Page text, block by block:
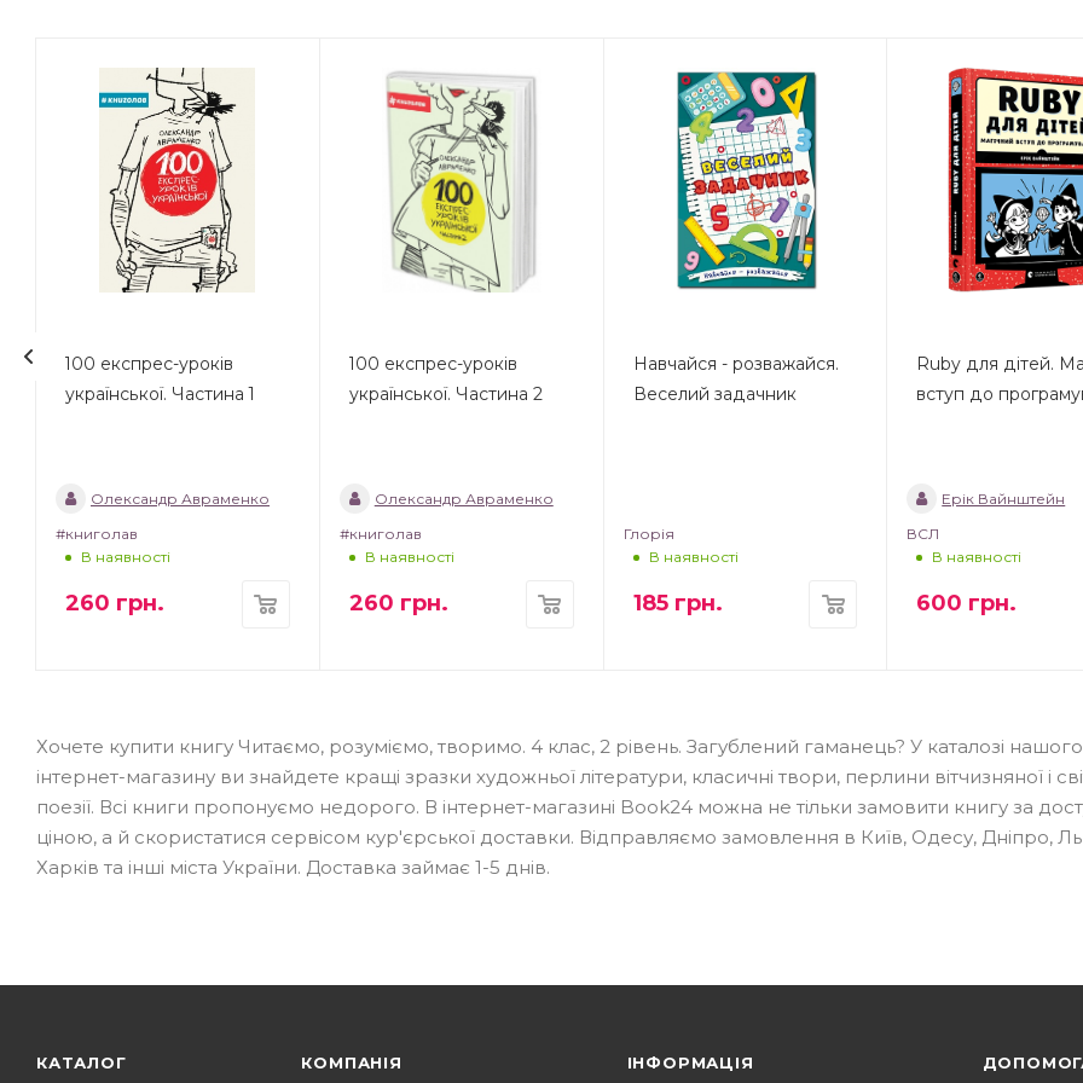
100 експрес-уроків
української. Частина 1
Олександр Авраменко
#книголав
В наявності
260 грн.
100 експрес-уроків
української. Частина 2
Олександр Авраменко
#книголав
В наявності
260 грн.
Навчайся - розважайся.
Веселий задачник
Глорія
В наявності
185грн.
Ruby для дітей.
вступ до
Ерік Вайнштейн
ВСЛ
В наявності
600 грн.
Хочете купити книгу Читаємо, розуміємо, творимо. 4 клас, 2 рівень. Загублений гаманець? У каталозі нашого
інтернет-магазину ви знайдете кращі зразки художньої літератури, класичні твори, перлини вітчизняної і
поезії. Всі книги пропонуємо недорого. В інтернет-магазині Book24 можна не тільки замовити книгу за
ціною, а й скористатися сервісом кур'єрської доставки. Відправляємо замовлення в Київ, Одесу, Дніпро,
Харків та інші міста України. Доставка займає 1-5 днів.
КАТАЛОГ КОМПАНІЯ ІНФОРМАЦІЯ